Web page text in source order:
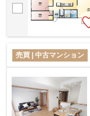
売買 | 中古マンション